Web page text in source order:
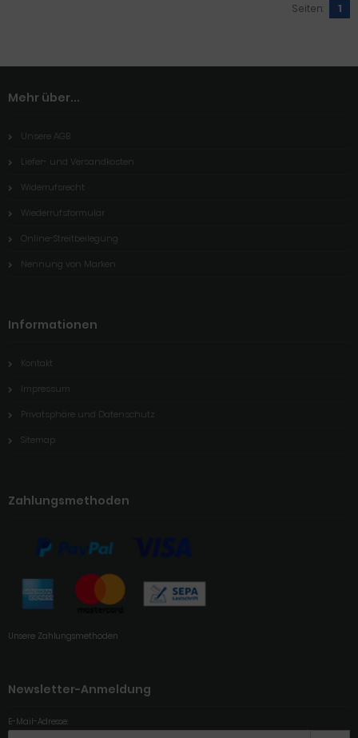
Seiten: 1
Mehr über...
Unsere AGB
Liefer- und Versandkosten
Widerrufsrecht
Wiederrufsformular
Online-Streitbeilegung
Nennung von Marken
Informationen
Kontakt
Impressum
Privatsphäre und Datenschutz
Sitemap
Zahlungsmethoden
Unsere Zahlungsmethoden
Newsletter-Anmeldung
E-Mail-Adresse: